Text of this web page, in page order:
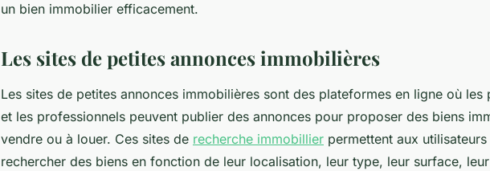
un bien immobilier efficacement.
Les sites de petites annonces immobilières
Les sites de petites annonces immobilières sont des plateformes en ligne où les
et les professionnels peuvent publier des annonces pour proposer des biens
vendre ou à louer. Ces sites de recherche immobillier permettent aux
rechercher des biens en fonction de leur localisation, leur type, leur surface,